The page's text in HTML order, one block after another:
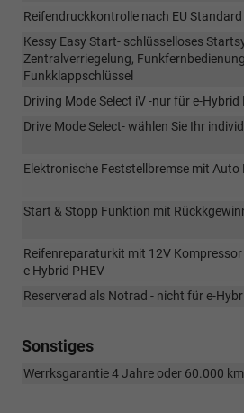
Reifendruckkontrolle nach EU Standard
Kessy Easy Start- schlüsselloses
Zentralverriegelung,
Funkklappschlüssel
Driving Mode Select iV -nur für e-Hybrid
Drive Mode Select- wählen Sie Ihr
Elektronische Feststellbremse mit Auto
Start & Stopp Funktion mit
Reifenreparaturkit mit 12V
e Hybrid PHEV
Reserverad als Notrad - nicht für e-
Sonstiges
Werrksgarantie 4 Jahre oder 60.000 km